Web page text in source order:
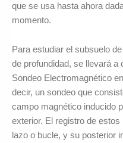
que se usa hasta ahora
momento.
Para estudiar el subsuelo
de profundidad, se llevará a
Sondeo Electromagnético
decir, un sondeo que
campo magnético inducido
exterior. El registro de
lazo o bucle, y su posterior